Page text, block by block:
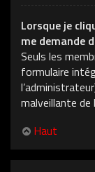
Lorsque je
me demande
Seuls les
formulaire
malveillante
Haut